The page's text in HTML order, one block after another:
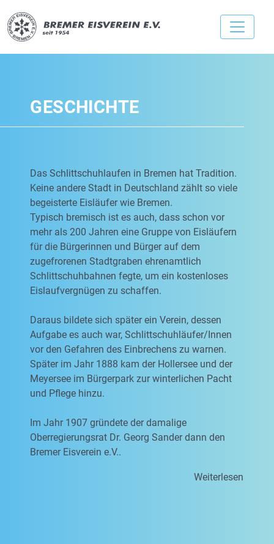
GESCHICHTE
Das Schlittschuhlaufen in Bremen hat Tradition.
Keine andere Stadt in Deutschland zählt so viele
begeisterte Eisläufer wie Bremen.
Typisch bremisch ist es auch, dass schon vor
mehr als 200 Jahren eine Gruppe von Eisläufern
für die Bürgerinnen und Bürger auf dem
zugefrorenen Stadtgraben ehrenamtlich
Schlittschuhbahnen fegte, um ein kostenloses
Eislaufvergnügen zu schaffen.
Daraus bildete sich später ein Verein, dessen
Aufgabe es auch war, Schlittschuhläufer/Innen
vor den Gefahren des Einbrechens zu warnen.
Später im Jahr 1888 kam der Hollersee und der
Meyersee im Bürgerpark zur winterlichen Pacht
und Pflege hinzu.
Im Jahr 1907 gründete der damalige
Oberregierungsrat Dr. Georg Sander dann den
Bremer Eisverein e.V..
Weiterlesen